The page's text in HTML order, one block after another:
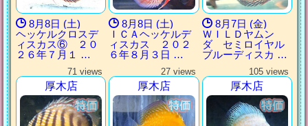
8月8日 (土)
ヘッケルクロスデ
ィスカス⑥ ２０
２６年７月１ …
8月8日 (土)
ＩＣＡヘッケルデ
ィスカス ２０２
６年８月３日 …
8月7日 (金)
ＷＩＬＤヤムン
ダ セミロイヤル
ブルーディスカ …
71 views
厚木店
27 views
厚木店
105 views
厚木店